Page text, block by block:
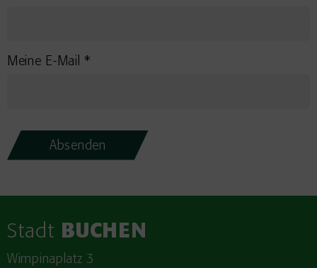
Meine E-Mail *
Stadt BUCHEN
Wimpinaplatz 3